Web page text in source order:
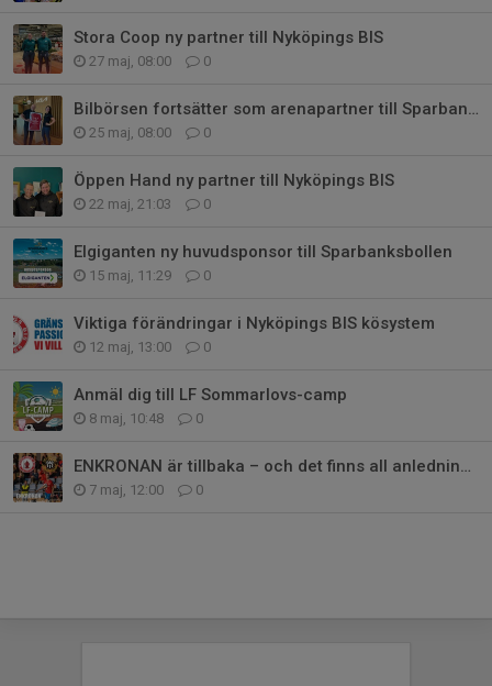
Stora Coop ny partner till Nyköpings BIS
27 maj, 08:00 0
Bilbörsen fortsätter som arenapartner till Sparbanksbollen 2026
25 maj, 08:00 0
Öppen Hand ny partner till Nyköpings BIS
22 maj, 21:03 0
Elgiganten ny huvudsponsor till Sparbanksbollen
15 maj, 11:29 0
Viktiga förändringar i Nyköpings BIS kösystem
12 maj, 13:00 0
Anmäl dig till LF Sommarlovs-camp
8 maj, 10:48 0
ENKRONAN är tillbaka – och det finns all anledning att fira!
7 maj, 12:00 0